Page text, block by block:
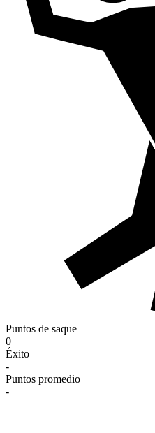
Puntos de saque
0
Éxito
-
Puntos promedio
-